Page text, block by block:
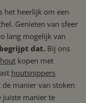
het heerlijk om een
Genieten van sfeer
lang mogelijk van
dat. Bij ons
kopen met
houtsnippers
manier van stoken
juiste manier te